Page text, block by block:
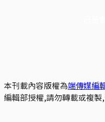
本刊載內容版權為端傳媒編
編輯部授權,請勿轉載或複製